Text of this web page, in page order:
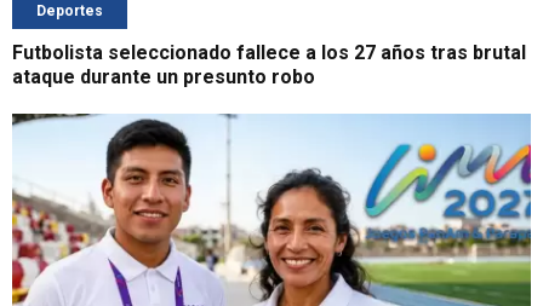
Deportes
Futbolista seleccionado fallece a los 27 años tras brutal
ataque durante un presunto robo